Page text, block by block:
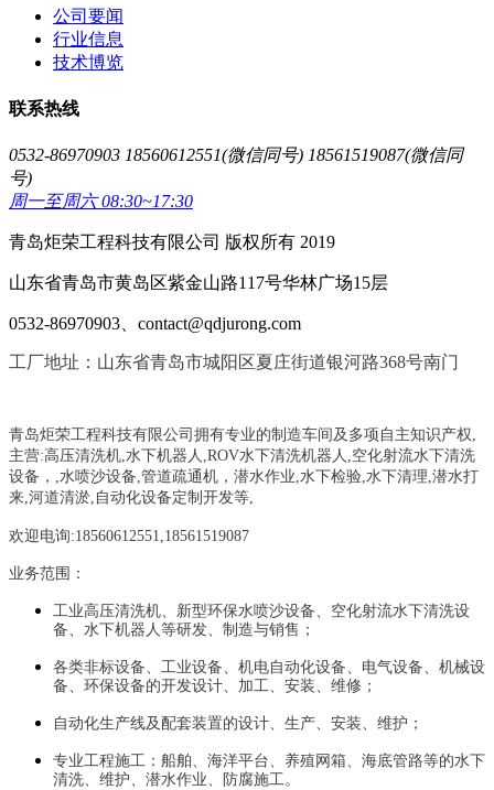
公司要闻
行业信息
技术博览
联系热线
0532-86970903 18560612551(微信同号) 18561519087(微信同
号)
周一至周六 08:30~17:30
青岛炬荣工程科技有限公司 版权所有 2019
山东省青岛市黄岛区紫金山路117号华林广场15层
0532-86970903、contact@qdjurong.com
工厂地址：山东省青岛市城阳区夏庄街道银河路368号南门
青岛炬荣工程科技有限公司拥有专业的制造车间及多项自主知识产权,
主营:高压清洗机,水下机器人,ROV水下清洗机器人,空化射流水下清洗
设备， ,水喷沙设备,管道疏通机 ， 潜水作业,水下检验,水下清理,潜水打
来,河道清淤,自动化设备定制开发等,
欢迎电询:18560612551,18561519087
业务范围：
工业高压清洗机、新型环保水喷沙设备、空化射流水下清洗设
备、水下机器人等研发、制造与销售；
各类非标设备、工业设备、机电自动化设备、电气设备、机械设
备、环保设备的开发设计、加工、安装、维修；
自动化生产线及配套装置的设计、生产、安装、维护；
专业工程施工：船舶、海洋平台、养殖网箱、海底管路等的水下
清洗、维护、潜水作业、防腐施工。